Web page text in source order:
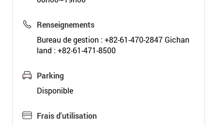
Renseignements
Bureau de gestion : +82-61-470-2847 Gichan
land : +82-61-471-8500
Parking
Disponible
Frais d'utilisation